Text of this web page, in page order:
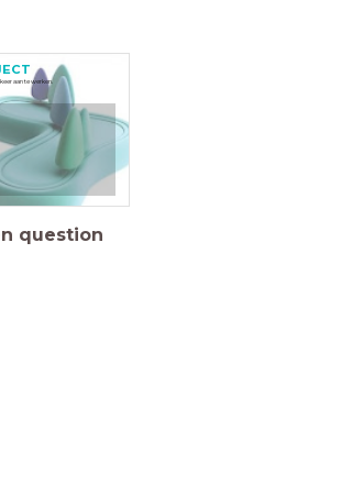
aan te werken.
question